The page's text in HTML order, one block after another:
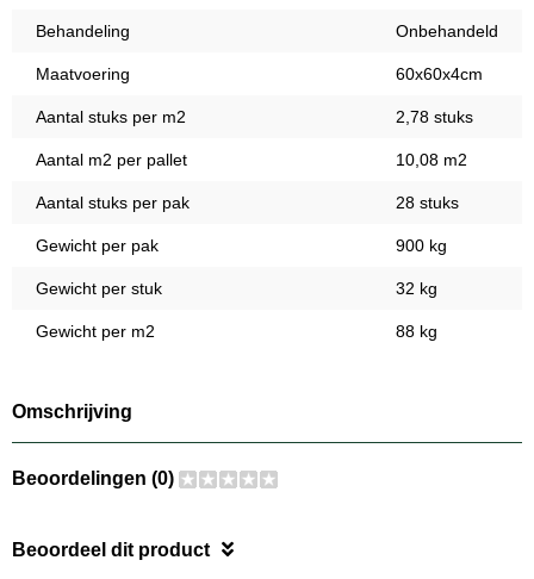
Behandeling Onbehandeld
Maatvoering 60x60x4cm
Aantal stuks per m2 2,78 stuks
Aantal m2 per pallet 10,08 m2
Aantal stuks per pak 28 stuks
Gewicht per pak 900 kg
Gewicht per stuk 32 kg
Gewicht per m2 88 kg
Omschrijving
Beoordelingen (0)
Beoordeel dit product